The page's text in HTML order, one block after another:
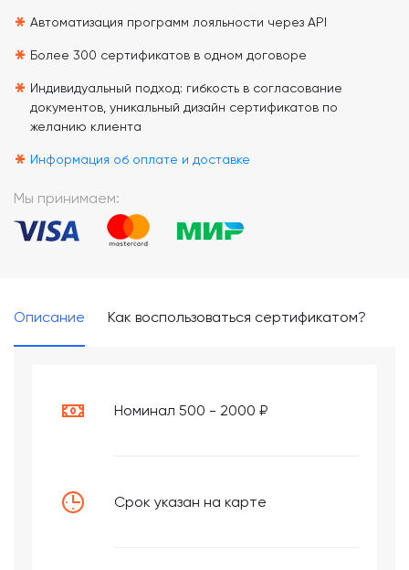
* Автоматизация программ лояльности через API
* Более 300 сертификатов в одном договоре
* Индивидуальный подход: гибкость в согласование
документов, уникальный дизайн сертификатов по
желанию клиента
* Информация об оплате и доставке
Мы принимаем:
Описание Как воспользоваться сертификатом?
Номинал 500 - 2000 ₽
Срок указан на карте